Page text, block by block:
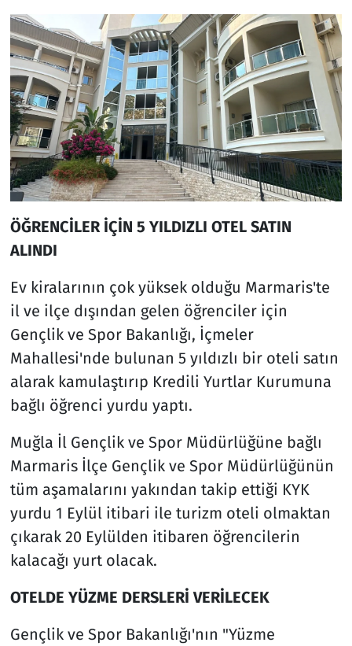
ÖĞRENCİLER İÇİN 5 YILDIZLI OTEL SATIN
ALINDI
Ev kiralarının çok yüksek olduğu Marmaris'te
il ve ilçe dışından gelen öğrenciler için
Gençlik ve Spor Bakanlığı, İçmeler
Mahallesi'nde bulunan 5 yıldızlı bir oteli satın
alarak kamulaştırıp Kredili Yurtlar Kurumuna
bağlı öğrenci yurdu yaptı.
Muğla İl Gençlik ve Spor Müdürlüğüne bağlı
Marmaris İlçe Gençlik ve Spor Müdürlüğünün
tüm aşamalarını yakından takip ettiği KYK
yurdu 1 Eylül itibari ile turizm oteli olmaktan
çıkarak 20 Eylülden itibaren öğrencilerin
kalacağı yurt olacak.
OTELDE YÜZME DERSLERİ VERİLECEK
Gençlik ve Spor Bakanlığı'nın "Yüzme